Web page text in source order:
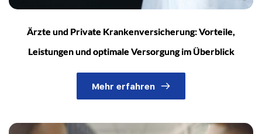
Ärzte und Private Krankenversicherung: Vorteile,
Leistungen und optimale Versorgung im Überblick
Mehr erfahren